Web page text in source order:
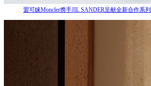
盟可睐Moncler携手JIL SANDER呈献全新合作系列